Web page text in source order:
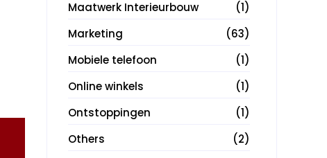
Maatwerk Interieurbouw
(1)
Marketing
(63)
Mobiele telefoon
(1)
Online winkels
(1)
Ontstoppingen
(1)
Others
(2)